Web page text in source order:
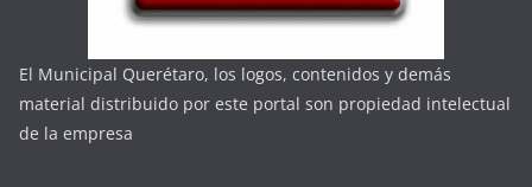
El Municipal Querétaro, los logos, contenidos y demás
material distribuido por este portal son propiedad intelectual
de la empresa